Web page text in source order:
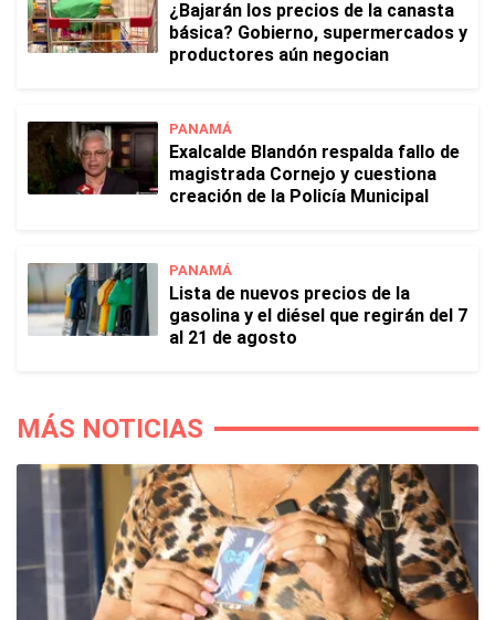
¿Bajarán los precios de la canasta
básica? Gobierno, supermercados y
productores aún negocian
PANAMÁ
Exalcalde Blandón respalda fallo de
magistrada Cornejo y cuestiona
creación de la Policía Municipal
PANAMÁ
Lista de nuevos precios de la
gasolina y el diésel que regirán del 7
al 21 de agosto
MÁS NOTICIAS